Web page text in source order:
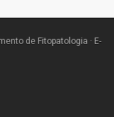
de Fitopatologia · E-